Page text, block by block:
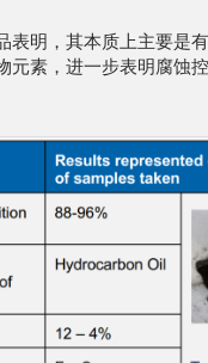
表明，其本质上主要是
元素，进一步表明腐蚀